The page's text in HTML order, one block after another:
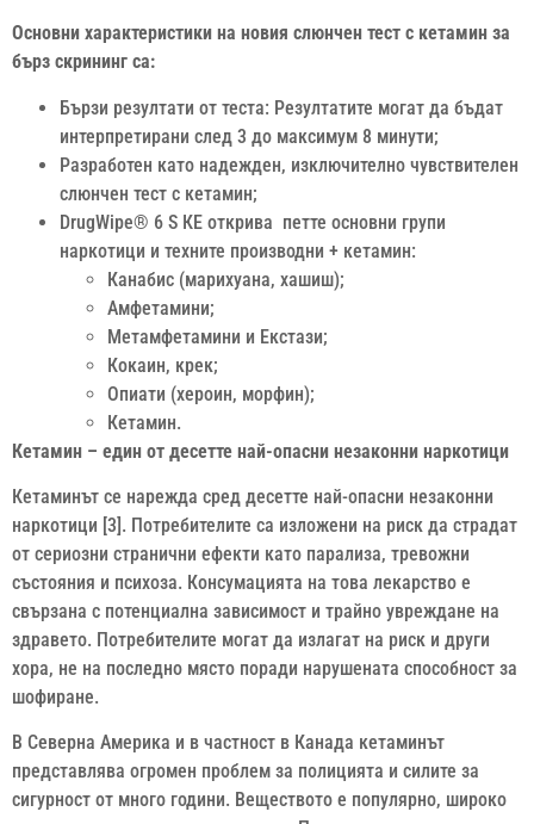
Основни характеристики на новия слюнчен тест с кетамин за
бърз скрининг са:
Бързи резултати от теста: Резултатите могат да бъдат
интерпретирани след 3 до максимум 8 минути;
Разработен като надежден, изключително чувствителен
слюнчен тест с кетамин;
DrugWipe® 6 S КЕ открива петте основни групи
наркотици и техните производни + кетамин:
Канабис (марихуана, хашиш);
Амфетамини;
Метамфетамини и Екстази;
Кокаин, крек;
Опиати (хероин, морфин);
Кетамин.
Кетамин – един от десетте най-опасни незаконни наркотици
Кетаминът се нарежда сред десетте най-опасни незаконни
наркотици [3]. Потребителите са изложени на риск да страдат
от сериозни странични ефекти като парализа, тревожни
състояния и психоза. Консумацията на това лекарство е
свързана с потенциална зависимост и трайно увреждане на
здравето. Потребителите могат да излагат на риск и други
хора, не на последно място поради нарушената способност за
шофиране.
В Северна Америка и в частност в Канада кетаминът
представлява огромен проблем за полицията и силите за
сигурност от много години. Веществото е популярно, широко